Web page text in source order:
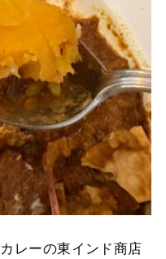
レーの東インド商店